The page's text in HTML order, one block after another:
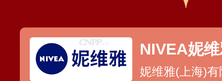
NIVEA妮
妮维雅(上海)